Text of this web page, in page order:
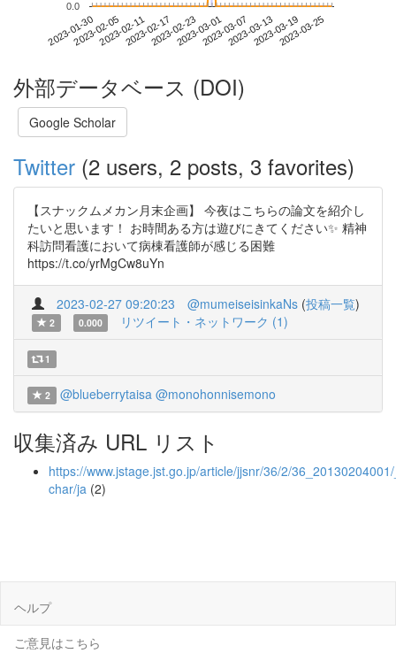
2023-01-302023-02-052023-02-112023-02-172023-02-232023-03-012023-03-072023-03-132023-03-192023-03-25
0.0
外部データベース (DOI)
Google Scholar
Twitter (2 users, 2 posts, 3 favorites)
【スナックムメカン月末企画】 今夜はこちらの論文を紹介し
たいと思います！ お時間ある方は遊びにきてください✨ 精神
科訪問看護において病棟看護師が感じる困難
https://t.co/yrMgCw8uYn
2023-02-27 09:20:23 @mumeiseisinkaNs (投稿一覧)
2 0.000 リツイート・ネットワーク (1)
1
2 @blueberrytaisa @monohonnisemono
収集済み URL リスト
https://www.jstage.jst.go.jp/article/jjsnr/36/2/
char/ja (2)
ヘルプ
ご意見はこちら